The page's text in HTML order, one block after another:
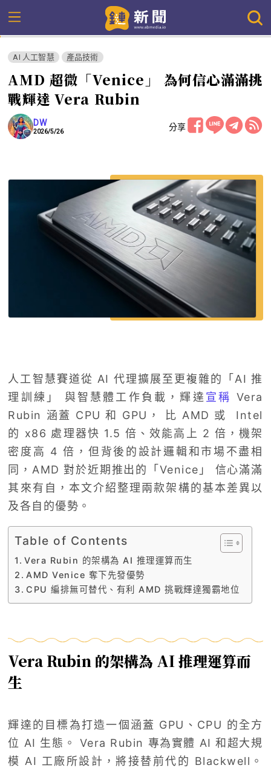
AI 人工智慧 產品技術
AMD 超微「Venice」 為何信心滿滿挑
戰輝達 Vera Rubin
DW
2026/5/26 分享
人工智慧賽道從 AI 代理擴展至更複雜的「AI 推
理訓練」 與智慧體工作負載，輝達 宣稱 Vera
Rubin 涵蓋 CPU 和 GPU， 比 AMD 或 Intel
的 x86 處理器快 1.5 倍、效能高上 2 倍，機架
密度高 4 倍，但背後的設計邏輯和市場不盡相
同，AMD 對於近期推出的「Venice」 信心滿滿
其來有自，本文介紹整理兩款架構的基本差異以
及各自的優勢。
Table of Contents
Vera Rubin 的架構為 AI 推理運算而生
AMD Venice 奪下先發優勢
CPU 編排無可替代、有利 AMD 挑戰輝達獨霸地位
Vera Rubin 的架構為 AI 推理運算而
生
輝達的目標為打造一個涵蓋 GPU、CPU 的全方
位 AI 生態。 Vera Rubin 專為實體 AI 和超大規
模 AI 工廠所設計，將接替前代的 Blackwell。